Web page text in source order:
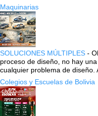
Maquinarias
SOLUCIONES MÚLTIPLES -
proceso de diseño, no hay
cualquier problema de diseño.
Colegios y Escuelas de Bolivia